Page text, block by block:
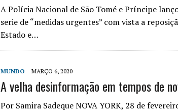
A Polícia Nacional de São Tomé e Príncipe
serie de “medidas urgentes” com vista a
Estado e…
MUNDO MARÇO 6, 2020
A velha desinformação em tempos de
Por Samira Sadeque NOVA YORK, 28 de